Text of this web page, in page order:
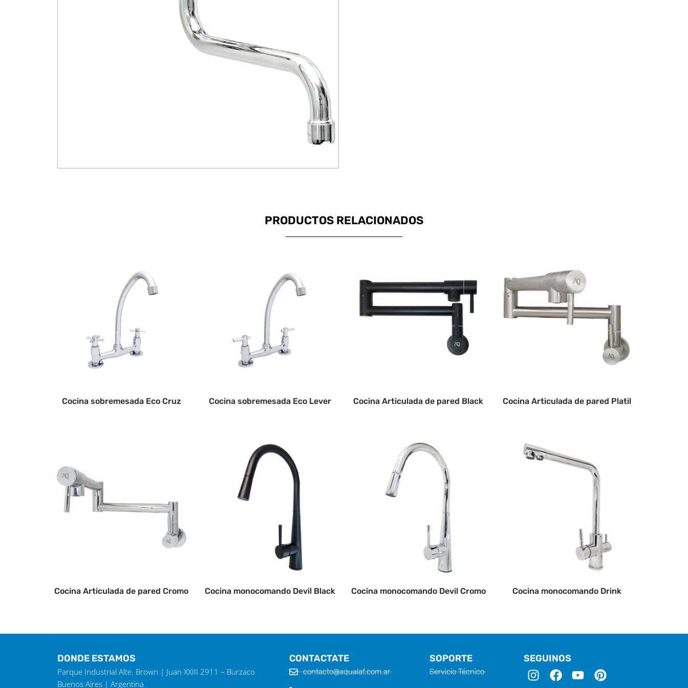
PRODUCTOS RELACIONADOS
Cocina sobremesada Eco Cruz Cocina sobremesada Eco Lever Cocina Articulada de pared Black Cocina Articulada de pared Platil
Cocina Articulada de pared Cromo Cocina monocomando Devil Black Cocina monocomando Devil Cromo Cocina monocomando Drink
DONDE ESTAMOS
Parque Industrial Alte. Brown | Juan XXIII 2911 – Burzaco
Buenos Aires | Argentina
CONTACTATE
contacto@aqualaf.com.ar
SOPORTE
Servicio Técnico
SEGUINOS
I
n
F
a
Y
o
P
i